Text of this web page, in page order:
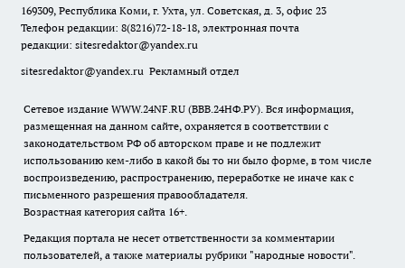
169309, Республика Коми, г. Ухта, ул. Советская, д. 3, офис 23
Телефон редакции: 8(8216)72-18-18, электронная почта
редакции: sitesredaktor@yandex.ru
sitesredaktor@yandex.ru Рекламный отдел
Сетевое издание WWW.24NF.RU (ВВВ.24НФ.РУ). Вся информация,
размещенная на данном сайте, охраняется в соответствии с
законодательством РФ об авторском праве и не подлежит
использованию кем-либо в какой бы то ни было форме, в том числе
воспроизведению, распространению, переработке не иначе как с
письменного разрешения правообладателя.
Возрастная категория сайта 16+.
Редакция портала не несет ответственности за комментарии
пользователей, а также материалы рубрики "народные новости".